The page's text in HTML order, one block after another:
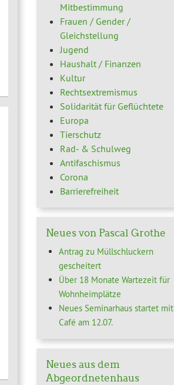
Mitbestimmung
Frauen / Gender /
Gleichstellung
Jugend
Haushalt / Finanzen
Kultur
Rechtsextremismus
Solidarität für Geflüchtete
Europa
Tierschutz
Rad- & Schulweg
Antifaschismus
Corona
Barrierefreiheit
Neues von Pascal Grothe
Antrag zu Müllschluckern
gescheitert
Über 18 Monate Wartezeit für
Wohnheimplätze
Neues Seminarhaus startet mit
Café am 12.07.
Neues aus dem
Abgeordnetenhaus